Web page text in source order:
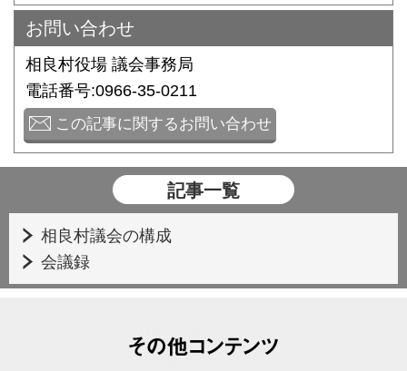
お問い合わせ
相良村役場 議会事務局
電話番号:0966-35-0211
この記事に関するお問い合わせ
記事一覧
相良村議会の構成
会議録